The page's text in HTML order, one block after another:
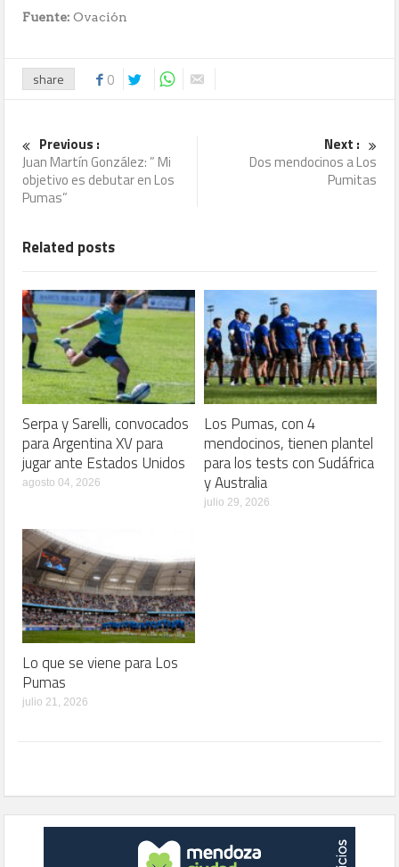
Fuente: Ovación
share 0
Previous :
Juan Martín González: ” Mi
objetivo es debutar en Los
Pumas”
Next :
Dos mendocinos a Los
Pumitas
Related posts
Serpa y Sarelli, convocados
para Argentina XV para
jugar ante Estados Unidos
agosto 04, 2026
Los Pumas, con 4
mendocinos, tienen plantel
para los tests con Sudáfrica
y Australia
julio 29, 2026
Lo que se viene para Los
Pumas
julio 21, 2026